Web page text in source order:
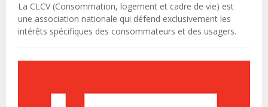
La CLCV (Consommation, logement et cadre de vie) est
une association nationale qui défend exclusivement les
intérêts spécifiques des consommateurs et des usagers.